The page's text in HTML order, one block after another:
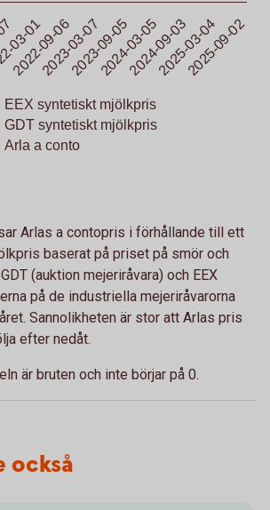
EEX syntetiskt mjölkpris
GDT syntetiskt mjölkpris
Arla a conto
01
2022-09-06
2023-03-07
2023-09-05
2024-03-05
2024-09-03
2025-03-04
2025-09-02
Arlas a contopris i förhållande till ett
baserat på priset på smör och
(auktion mejeriråvara) och EEX
på de industriella mejeriråvarorna
Sannolikheten är stor att Arlas pris
efter nedåt.
är bruten och inte börjar på 0.
också